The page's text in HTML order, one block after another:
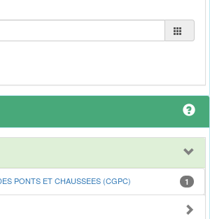
PONTS ET CHAUSSEES (CGPC) 1